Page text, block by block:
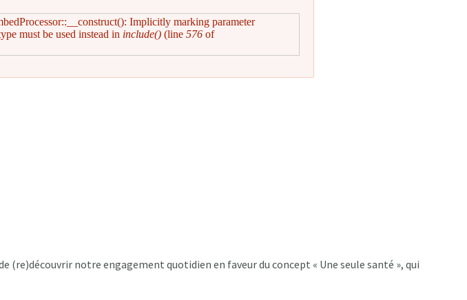
Implicitly marking parameter
must be used instead in include() (line 576 of
(re)découvrir notre engagement quotidien en faveur du concept « Une seule santé », qui